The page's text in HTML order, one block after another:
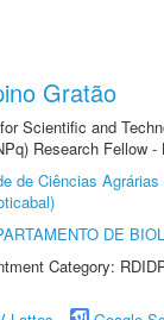
Gratão
Scientific and
Research Fellow -
de Ciências
DE
Category: